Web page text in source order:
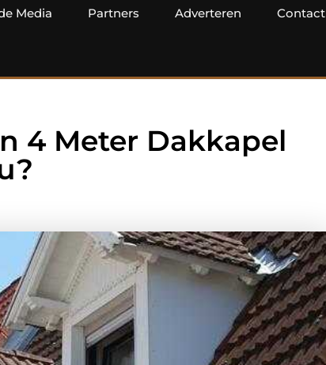
Media Partners Adverteren Contact
4 Meter Dakkapel